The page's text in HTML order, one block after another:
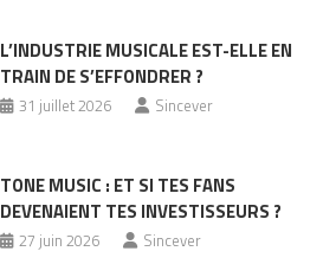
L’INDUSTRIE MUSICALE EST-ELLE EN
TRAIN DE S’EFFONDRER ?
31 juillet 2026 Sincever
TONE MUSIC : ET SI TES FANS
DEVENAIENT TES INVESTISSEURS ?
27 juin 2026 Sincever